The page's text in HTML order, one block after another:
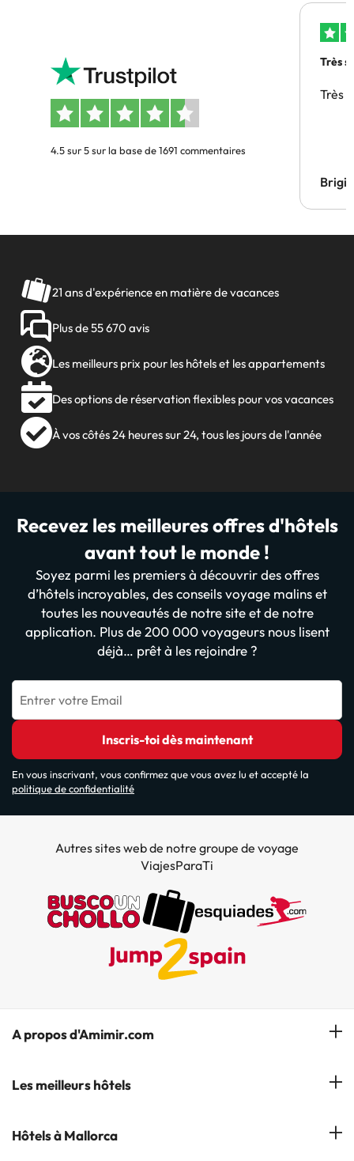
4.5 sur 5 sur la base de 1691 commentaires
Très
Très
21 ans d'expérience en matière de vacances
Plus de 55 670 avis
Les meilleurs prix pour les hôtels et les appartements
Des options de réservation flexibles pour vos vacances
À vos côtés 24 heures sur 24, tous les jours de l'année
Recevez les meilleures offres d'hôtels
avant tout le monde !
Soyez parmi les premiers à découvrir des offres
d’hôtels incroyables, des conseils voyage malins et
toutes les nouveautés de notre site et de notre
application. Plus de 200 000 voyageurs nous lisent
déjà… prêt à les rejoindre ?
Entrer votre Email
Inscris-toi dès maintenant
En vous inscrivant, vous confirmez que vous avez lu et accepté la
politique de confidentialité
Autres sites web de notre groupe de voyage
ViajesParaTi
A propos d'Amimir.com
Notre équipe
S'abonner à notre bulletin d'information
Les meilleurs hôtels
Hôtels à Salou
Hôtels à Mallorca